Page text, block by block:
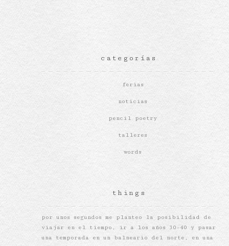
categorías
ferias
noticias
pencil poetry
talleres
words
things
por unos segundos me planteo la posibilidad de
viajar en el tiempo, ir a los años 30-40 y pasar
una temporada en un balneario del norte, en una